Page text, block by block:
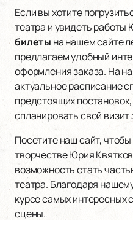
Если вы хотите
театра и увидеть работы
билеты на нашем сайте
предлагаем удобный
оформления заказа. На
актуальное расписание
предстоящих
спланировать свой визит
Посетите наш сайт,
творчестве Юрия
возможность стать
театра. Благодаря
курсе самых интересных
сцены.